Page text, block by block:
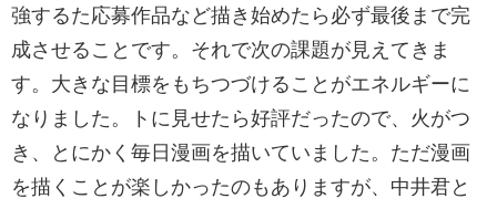
強するた応募作品など描き始めたら必ず最後まで完
成させることです。それで次の課題が見えてきま
す。大きな目標をもちつづけることがエネルギーに
なりました。トに見せたら好評だったので、火がつ
き、とにかく毎日漫画を描いていました。ただ漫画
を描くことが楽しかったのもありますが、中井君と